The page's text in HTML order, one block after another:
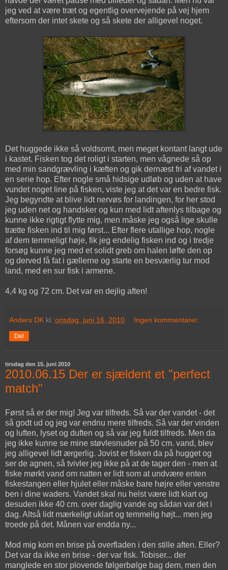
jeg ved at være træt og egentlig overvejende på vej hjem
eftersom der intet skete og så skete der alligevel noget.
Det huggede ikke så voldsomt, men meget kontant langt ude
i kastet. Fisken tog det roligt i starten, men vågnede så op
med min sandgrævling i kæften og gik dernæst fri af vandet i
en serie hop. Efter nogle små hidsige udløb og uden at have
vundet noget line på fisken, viste jeg at det var en bedre fisk.
Jeg begyndte at blive lidt nervøs for landingen, for her stod
jeg uden net og handsker og kun med lidt aftenlys tilbage og
kunne ikke rigtigt flytte mig, men måske jeg også lige skulle
trætte fisken ind til mig først... Efter flere utallige hop, nogle
af dem temmeligt høje, fik jeg endelig fisken ind og i tredje
forsøg kunne jeg med et solidt greb om halen løfte den op
og derved få fat i gællerne og starte en besværlig tur mod
land, med en sur fisk i armene.
4,4 kg og 72 cm. Det var en dejlig aften!
Anders DK kl. onsdag, juni 16, 2010 Ingen kommentarer:
Del
tirsdag den 15. juni 2010
2010.06.15 Der er sjældent et "perfect
match"
Først så er der mig! Jeg var tilfreds. Så var der vandet - det
så godt ud og jeg var endnu mere tilfreds. Så var der vinden
og luften, lyset og duften og så var jeg fuldt tilfreds. Men da
jeg ikke kunne se mine støvlesnuder på 50 cm. vand, blev
jeg alligevel lidt ærgerlig. Jovist er fisken da på hugget og
ser de agnen, så tvivler jeg ikke på at de tager den - men at
fiske mørkt vand om natten er lidt som at undvære enten
fiskestangen eller hjulet eller måske bare højre eller venstre
ben i dine waders. Vandet skal nu helst være lidt klart og
desuden ikke 40 cm. over daglig vande og sådan var det i
dag. Altså lidt mærkeligt uklart og temmelig højt... men jeg
troede på det. Månen var endda ny...
Mod mig kom en brise på overfladen i den stille aften. Eller?
Det var da ikke en brise - der var fisk. Tobiser... der
manglede en stor plovende følgerbølge bag dem, men den